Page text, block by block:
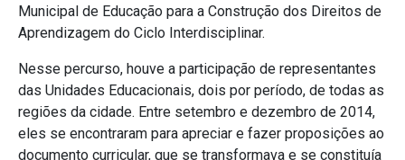
Municipal de Educação para a Construção dos Direitos de
Aprendizagem do Ciclo Interdisciplinar.
Nesse percurso, houve a participação de representantes
das Unidades Educacionais, dois por período, de todas as
regiões da cidade. Entre setembro e dezembro de 2014,
eles se encontraram para apreciar e fazer proposições ao
documento curricular, que se transformava e se constituía